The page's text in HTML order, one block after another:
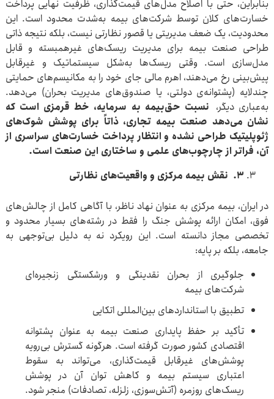
بنابراین، حتی با اصلاح مدل‌های قیمت‌گذاری، ظرفیت نهایی پرداخت
خسارت‌های کلان توسط شرکت‌های بیمه به‌شدت محدود است. این
محدودیت، یک ضعف مدیریتی یا قصور نظارتی نیست، بلکه نتیجه‌ ذاتی
طراحی صنعت بیمه برای مدیریت ریسک‌های غیرهمبسته و قابل
مدل‌سازی است. وقتی ریسک‌ها به‌شکل سیستماتیک و غیرقابل
پیش‌بینی رخ می‌دهند، اهرم مالی جای خود را به مکانیسم‌های حمایتی
چندلایه (پشتوانه‌ی دولتی، یا صندوق‌های مدیریت بحران) می‌دهد.
به‌عباری دیگر، نسبت حق‌بیمه به سرمایه، خط قرمزی است که
نشان می‌دهد صنعت بیمه تجاری، ذاتاً برای پوشش شوک‌های
ژئوپلیتیک طراحی نشده و انتظار پرداخت خسارت‌های سراسری از
آن، فراتر از چارچوب‌های علمی و ساختاری این صنعت است.
3
. نقش بیمه مرکزی و واقعیت‌های نظارتی
در ایران، بیمه مرکزی به عنوان نهاد ناظر، با آگاهی کامل از چالش‌های
فوق، امکان ارائه پوشش جنگ را فقط در رشته‌های بسیار محدود و
تخصصی مجاز دانسته است. این رویکرد نه به دلیل بی‌توجهی به
جامعه، بلکه بر پایه:
جلوگیری از بحران نقدینگی و ورشکستگی زنجیره‌ای
شرکت‌های بیمه
تطبیق با استانداردهای بین‌المللی اتکایی
تأکید بر حفظ پایداری صنعت بیمه به عنوان پشتوانه
اقتصادی کشور صورت گرفته است. هرگونه گسترش بی‌رویه
پوشش‌های غیرقابل قیمت‌گذاری، می‌تواند به سقوط
اعتباری سیستم بیمه و کاهش توان آن در پوشش
ریسک‌های روزمره (آتش‌سوزی، زلزله، تصادفات) منجر شود.